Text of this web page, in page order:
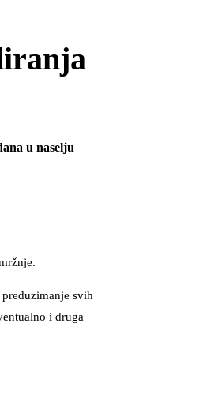
u naselju
svih
i druga